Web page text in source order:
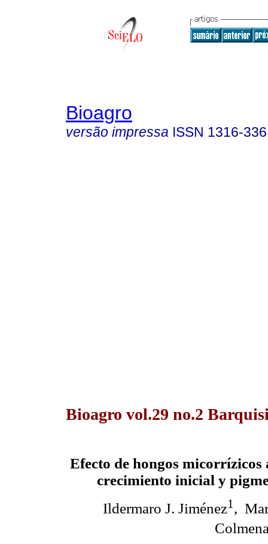
Bioagro
versão impressa ISSN 1316-
Bioagro vol.29 no.2
Efecto de hongos
crecimiento inicial y
Ildermaro J. Jiménez1 ,